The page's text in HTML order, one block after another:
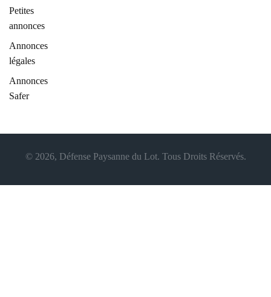
Petites
annonces
Annonces
légales
Annonces
Safer
© 2026, Défense Paysanne du Lot. Tous Droits Réservés.